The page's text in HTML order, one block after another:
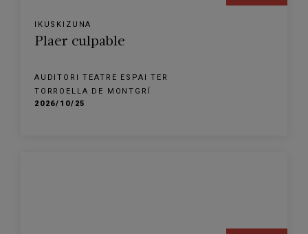
IKUSKIZUNA
Plaer culpable
AUDITORI TEATRE ESPAI TER
TORROELLA DE MONTGRÍ
2026/10/25